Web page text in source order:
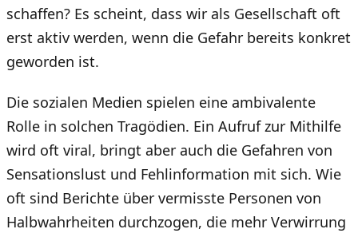
schaffen? Es scheint, dass wir als Gesellschaft oft
erst aktiv werden, wenn die Gefahr bereits konkret
geworden ist.
Die sozialen Medien spielen eine ambivalente
Rolle in solchen Tragödien. Ein Aufruf zur Mithilfe
wird oft viral, bringt aber auch die Gefahren von
Sensationslust und Fehlinformation mit sich. Wie
oft sind Berichte über vermisste Personen von
Halbwahrheiten durchzogen, die mehr Verwirrung